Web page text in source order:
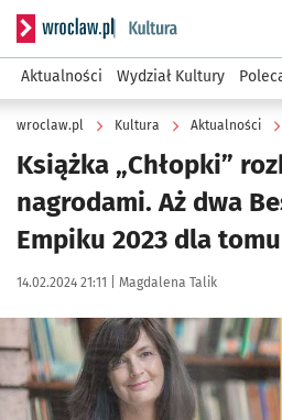
Serwis informacyjny wroclaw.pl
Aktualności Wydział Kultury
wroclaw.pl Kultura Aktualności
Książka „Chłopki”
nagrodami. Aż dwa
Empiku 2023 dla
Data publikacji:
14.02.2024 21:11 | Autor:
Magdalena Talik
Kliknij, aby powiększyć